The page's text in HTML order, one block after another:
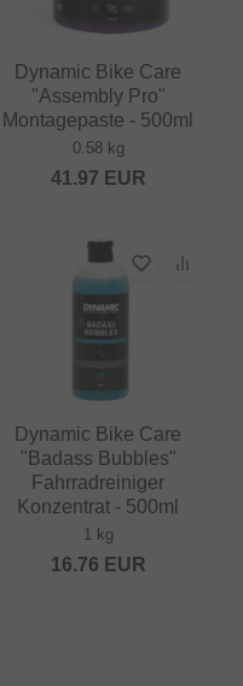
Dynamic Bike Care
"Assembly Pro"
Montagepaste - 500ml
0.58 kg
41.97 EUR
Dynamic Bike Care
"Badass Bubbles"
Fahrradreiniger
Konzentrat - 500ml
1 kg
16.76 EUR